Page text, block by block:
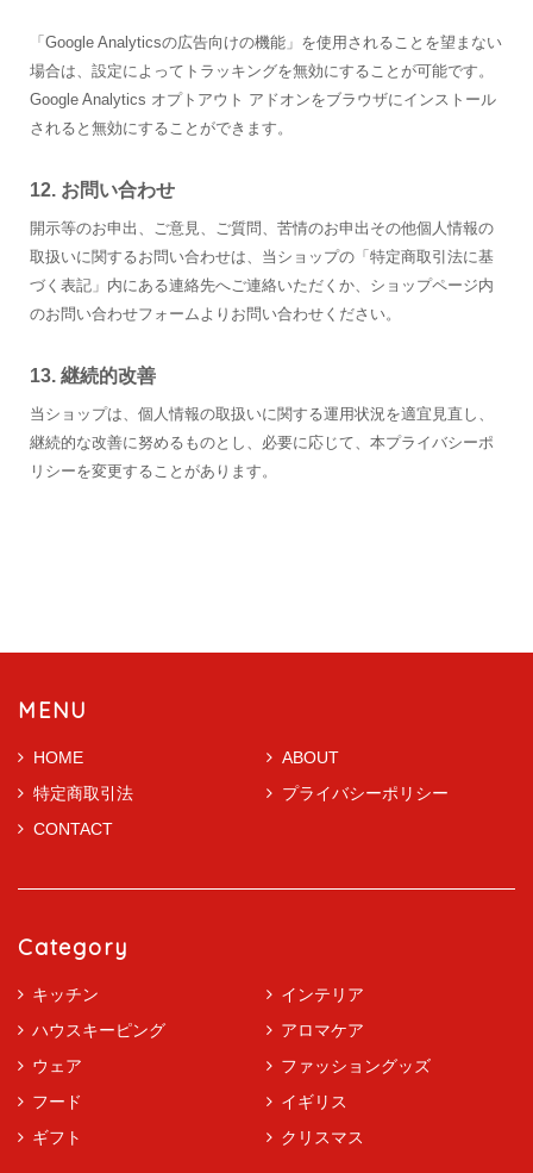
「Google Analyticsの広告向けの機能」を使用されることを望まない
場合は、設定によってトラッキングを無効にすることが可能です。
Google Analytics オプトアウト アドオンをブラウザにインストール
されると無効にすることができます。
12. お問い合わせ
開示等のお申出、ご意見、ご質問、苦情のお申出その他個人情報の
取扱いに関するお問い合わせは、当ショップの「特定商取引法に基
づく表記」内にある連絡先へご連絡いただくか、ショップページ内
のお問い合わせフォームよりお問い合わせください。
13. 継続的改善
当ショップは、個人情報の取扱いに関する運用状況を適宜見直し、
継続的な改善に努めるものとし、必要に応じて、本プライバシーポ
リシーを変更することがあります。
MENU
HOME
ABOUT
特定商取引法
プライバシーポリシー
CONTACT
Category
キッチン
インテリア
ハウスキーピング
アロマケア
ウェア
ファッショングッズ
フード
イギリス
ギフト
クリスマス